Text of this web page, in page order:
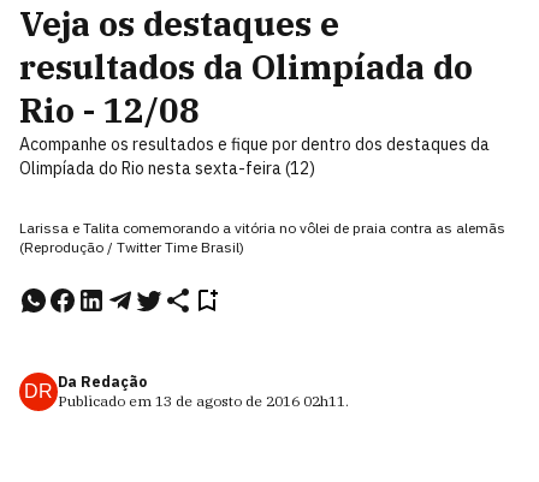
Veja os destaques e
resultados da Olimpíada do
Rio - 12/08
Acompanhe os resultados e fique por dentro dos destaques da
Olimpíada do Rio nesta sexta-feira (12)
Larissa e Talita comemorando a vitória no vôlei de praia contra as alemãs
(Reprodução / Twitter Time Brasil)
DR Da Redação
Publicado em 13 de agosto de 2016 02h11.